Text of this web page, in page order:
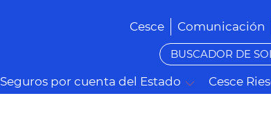
Cesce Comunicación
BUSCADOR DE
Seguros por cuenta del Estado Cesce